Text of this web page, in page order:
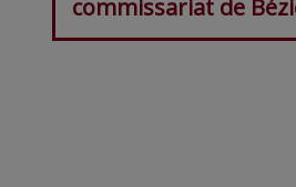
commissariat de